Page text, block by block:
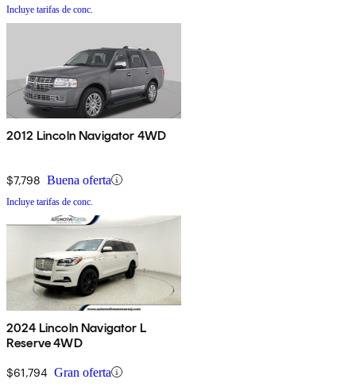
Incluye tarifas de conc.
2012 Lincoln Navigator 4WD
$7,798 Buena oferta
Incluye tarifas de conc.
2024 Lincoln Navigator L
Reserve 4WD
$61,794 Gran oferta